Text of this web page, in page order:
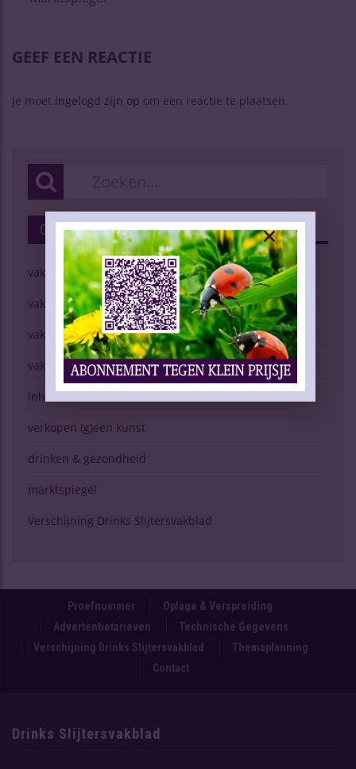
GEEF EEN REACTIE
Je moet ingelogd zijn op om een reactie te plaatsen.
Categorieën
vaknieuws | wijn
vaknieuws | gedistilleerd
vaknieuws | bier
vaknieuws | overig
inhoud vakblad
verkopen (g)een kunst
drinken & gezondheid
marktspiegel
Verschijning Drinks Slijtersvakblad
Proefnummer
Oplage & Verspreiding
Advertentietarieven
Technische Gegevens
Verschijning Drinks Slijtersvakblad
Themaplanning
Contact
Drinks Slijtersvakblad